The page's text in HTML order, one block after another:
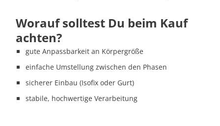
Worauf solltest Du beim Kauf
achten?
gute Anpassbarkeit an Körpergröße
einfache Umstellung zwischen den Phasen
sicherer Einbau (Isofix oder Gurt)
stabile, hochwertige Verarbeitung